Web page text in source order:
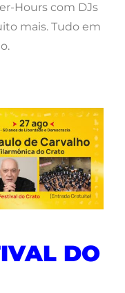
Hours com DJs
mais. Tudo em
DO